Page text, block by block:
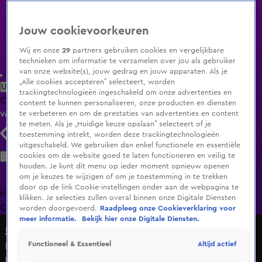
Uitzending Gemist Populaire programma's Zenders Genres
ClipsFilmsRadioSmart TV inlogShop
Volg KIJK
Zoeken
HomeUitzending Gemist Programma's De Bondgenoten
OranjezomerLivestreamsShop
5 Uur Show
Een kind kan de was doen, een podcast van Maxime
Jouw cookievoorkeuren
Wij en onze29 partners gebruiken cookies en vergelijkbare
technieken om informatie te verzamelen over jou als gebruiker
van onze website(s), jouw gedrag en jouw apparaten. Als je
„Alle cookies accepteren” selecteert, worden
trackingtechnologieën ingeschakeld om onze advertenties en
content te kunnen personaliseren, onze producten en diensten
te verbeteren en om de prestaties van advertenties en content
te meten. Als je „Huidige keuze opslaan” selecteert of je
toestemming intrekt, worden deze trackingtechnologieën
uitgeschakeld. We gebruiken dan enkel functionele en essentiële
cookies om de website goed te laten functioneren en veilig te
houden. Je kunt dit menu op ieder moment opnieuw openen
om je keuzes te wijzigen of om je toestemming in te trekken
door op de link Cookie-instellingen onder aan de webpagina te
klikken. Je selecties zullen overal binnen onze Digitale Diensten
worden doorgevoerd.
Raadpleeg onze Cookieverklaring voor
meer informatie.
Bekijk hier onze Digitale Diensten.
Functioneel & Essentieel Altijd actief